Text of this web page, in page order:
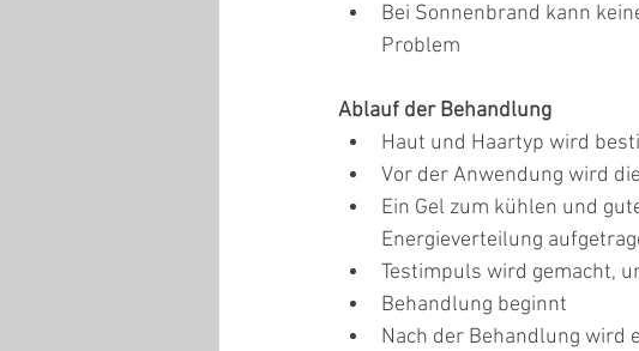
Bei Sonnenbrand kann
Problem
Ablauf der Behandlung
Haut und Haartyp wird
Vor der Anwendung wird
Ein Gel zum kühlen und
Energieverteilung
Testimpuls wird gemacht,
Behandlung beginnt
Nach der Behandlung wird